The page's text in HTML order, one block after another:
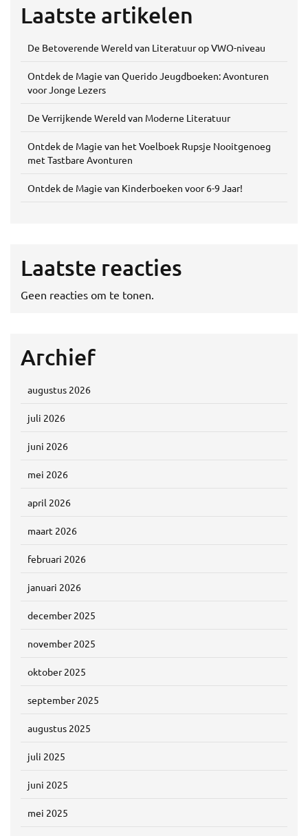
Laatste artikelen
De Betoverende Wereld van Literatuur op VWO-niveau
Ontdek de Magie van Querido Jeugdboeken: Avonturen
voor Jonge Lezers
De Verrijkende Wereld van Moderne Literatuur
Ontdek de Magie van het Voelboek Rupsje Nooitgenoeg
met Tastbare Avonturen
Ontdek de Magie van Kinderboeken voor 6-9 Jaar!
Laatste reacties
Geen reacties om te tonen.
Archief
augustus 2026
juli 2026
juni 2026
mei 2026
april 2026
maart 2026
februari 2026
januari 2026
december 2025
november 2025
oktober 2025
september 2025
augustus 2025
juli 2025
juni 2025
mei 2025